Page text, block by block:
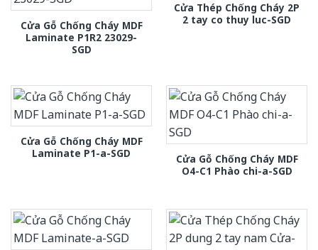
Cửa Gỗ Chống Cháy MDF
Laminate P1R2 23029-
SGD
Cửa Thép Chống Cháy 2P
2 tay co thuy luc-SGD
Cửa Gỗ Chống Cháy MDF
Laminate P1-a-SGD
Cửa Gỗ Chống Cháy MDF
O4-C1 Phào chi-a-SGD